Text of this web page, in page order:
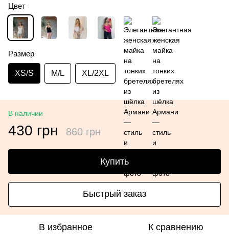
Цвет
Размер
XS/S M/L XL/2XL
В наличии
430 грн 860 грн
Купить
Быстрый заказ
В избранное К сравнению